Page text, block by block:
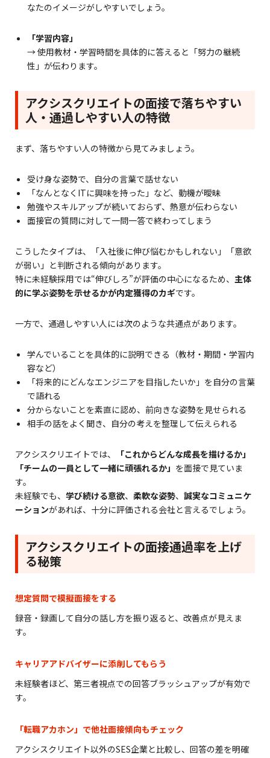
なたのイメージがしやすいでしょう。
「学習内容」
→ 使用教材・学習時間を具体的に答えると「努力の継続
性」が伝わります。
アクシスクリエイトの面接で落ちやすい
人・通過しやすい人の特徴
まず、落ちやすい人の特徴から見てみましょう。
受け身な姿勢で、自分の言葉で話せない
「なんとなくITに興味を持った」など、動機が曖昧
勉強やスキルアップが続いておらず、熱意が伝わらない
面接官の質問に対して一問一答で終わってしまう
こうしたタイプは、「入社後に伸び悩むかもしれない」「意欲
が弱い」と判断される傾向があります。
特に未経験採用では“伸びしろ”が評価の中心になるため、 主体
的に学ぶ姿勢を示せるかが内定獲得のカギです。
一方で、通過しやすい人には次のような共通点があります。
学んでいることを具体的に説明できる（教材・期間・学習内
容など）
「将来的にどんなエンジニアを目指したいか」を自分の言葉
で語れる
分からないことを素直に認め、前向きな姿勢を見せられる
相手の話をよく聞き、自分の考えを整理して伝えられる
アクシスクリエイトでは、
「これからどんな成長を描けるか」
「チームの一員として一緒に頑張れるか」 を面接で見ていま
す。
未経験でも、 学び続ける意欲、 柔軟な姿勢、 誠実なコミュニケ
ーションがあれば、十分に評価される会社と言えるでしょう。
アクシスクリエイトの面接通過率を上げ
る秘策
想定質問で模擬面接をする
録音・録画して自分の話し方を振り返ると、改善点が見えま
す。
キャリアアドバイザーに添削してもらう
未経験者ほど、第三者視点での回答ブラッシュアップが有効で
す。
「転職アカホン」で他社面接傾向もチェック
アクシスクリエイト以外のSES企業と比較し、回答の差を明確